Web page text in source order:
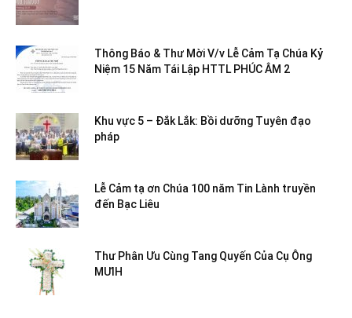
Thông Báo & Thư Mời V/v Lễ Cảm Tạ Chúa Kỷ
Niệm 15 Năm Tái Lập HTTL PHÚC ÂM 2
Khu vực 5 – Đắk Lắk: Bồi dưỡng Tuyên đạo
pháp
Lễ Cảm tạ ơn Chúa 100 năm Tin Lành truyền
đến Bạc Liêu
Thư Phân Ưu Cùng Tang Quyến Của Cụ Ông
MƯIH